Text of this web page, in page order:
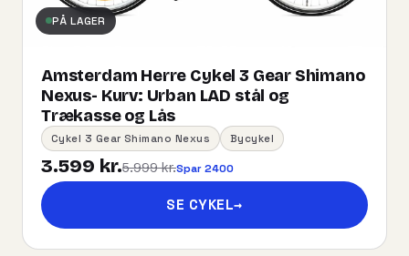
PÅ LAGER
Amsterdam Herre Cykel 3 Gear Shimano
Nexus- Kurv:​ ​Urban​ ​LAD​ ​stål og
Trækasse og Lås
Cykel 3 Gear Shimano Nexus Bycykel
3.599 kr.5.999 kr.Spar 2400
SE CYKEL→